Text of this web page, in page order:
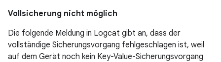
Vollsicherung nicht möglich
Die folgende Meldung in Logcat gibt an, dass der
vollständige Sicherungsvorgang fehlgeschlagen ist, weil
auf dem Gerät noch kein Key-Value-Sicherungsvorgang